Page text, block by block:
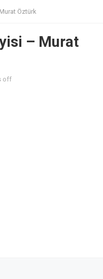
Öztürk
– Murat
off